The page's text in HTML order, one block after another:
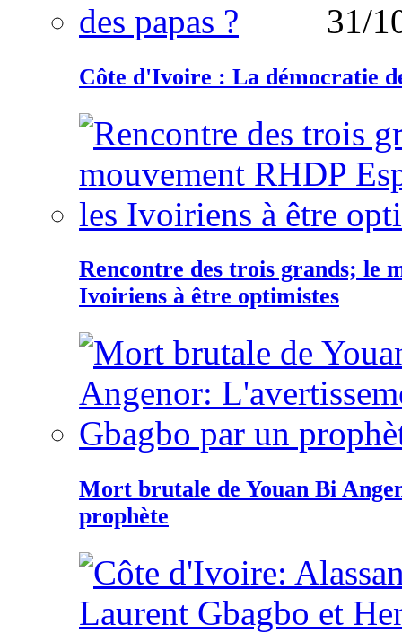
31/
Côte d'Ivoire : La démocratie
Rencontre des trois grands; le
Ivoiriens à être optimistes
Mort brutale de Youan Bi
prophète